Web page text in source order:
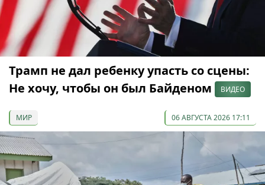
Трамп не дал ребенку упасть со сцены:
Не хочу, чтобы он был Байденом
ВИДЕО
МИР 06 АВГУСТА 2026 17:11